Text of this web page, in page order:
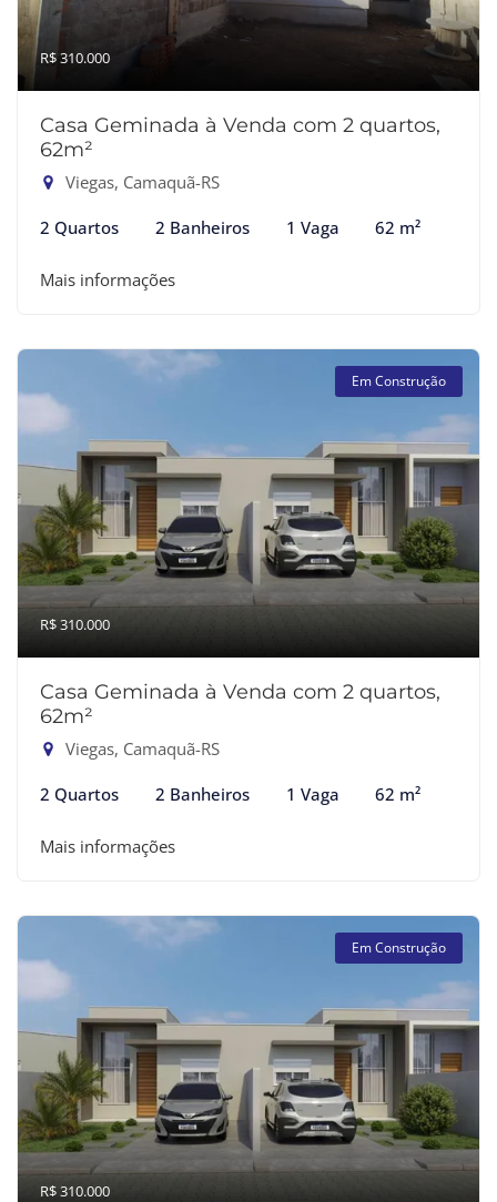
R$ 310.000
Casa Geminada à Venda com 2 quartos,
62m²
Viegas, Camaquã-RS
2 Quartos 2 Banheiros 1 Vaga 62 m²
Mais informações
Em Construção
R$ 310.000
Casa Geminada à Venda com 2 quartos,
62m²
Viegas, Camaquã-RS
2 Quartos 2 Banheiros 1 Vaga 62 m²
Mais informações
Em Construção
R$ 310.000